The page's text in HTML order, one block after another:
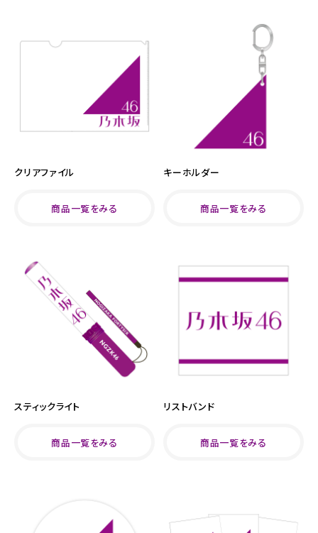
クリアファイル
商品一覧をみる
キーホルダー
商品一覧をみる
スティックライト
商品一覧をみる
リストバンド
商品一覧をみる